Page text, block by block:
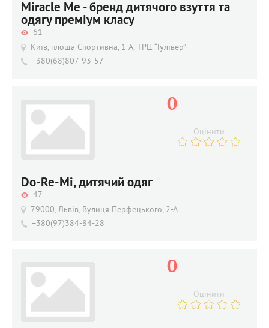
Miracle Me - бренд дитячого взуття та
одягу преміум класу
61
Київ, площа Спортивна, 1-А, ТРЦ “Гулівер”
+380(68)807-93-57
Do-Re-Mi, дитячий одяг
47
79000, Львів, Вулиця Перфецького, 2-А
+380(97)384-84-28
0
Оцінити
0
Оцінити